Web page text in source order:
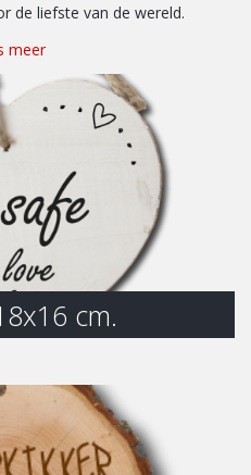
de liefste van de wereld.
meer
cm.